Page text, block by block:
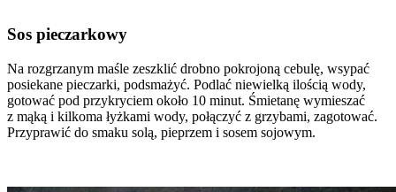
Sos pieczarkowy
Na rozgrzanym maśle zeszklić drobno pokrojoną cebulę, wsypać
posiekane pieczarki, podsmażyć. Podlać niewielką ilością wody,
gotować pod przykryciem około 10 minut. Śmietanę wymieszać
z mąką i kilkoma łyżkami wody, połączyć z grzybami, zagotować.
Przyprawić do smaku solą, pieprzem i sosem sojowym.